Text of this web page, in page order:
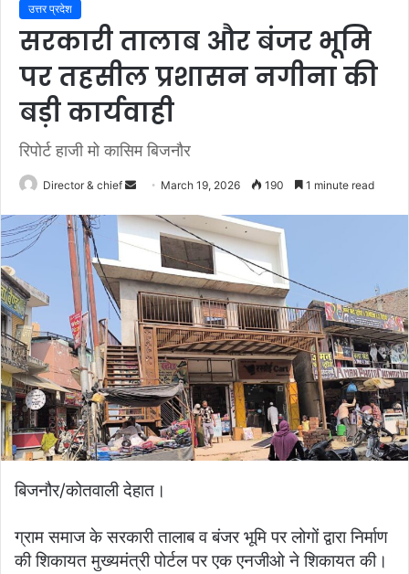
उत्तर प्रदेश
सरकारी तालाब और बंजर भूमि
पर तहसील प्रशासन नगीना की
बड़ी कार्यवाही
रिपोर्ट हाजी मो कासिम बिजनौर
Director & chief
Send
email
March 19, 2026 190 1 minute read
बिजनौर/कोतवाली देहात।
ग्राम समाज के सरकारी तालाब व बंजर भूमि पर लोगों द्वारा निर्माण
की शिकायत मुख्यमंत्री पोर्टल पर एक एनजीओ ने शिकायत की।